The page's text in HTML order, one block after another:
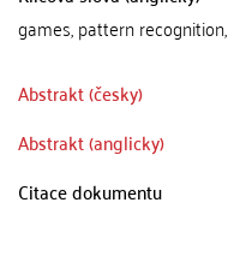
games, pattern
Abstrakt (česky)
Abstrakt (anglicky)
Citace dokumentu